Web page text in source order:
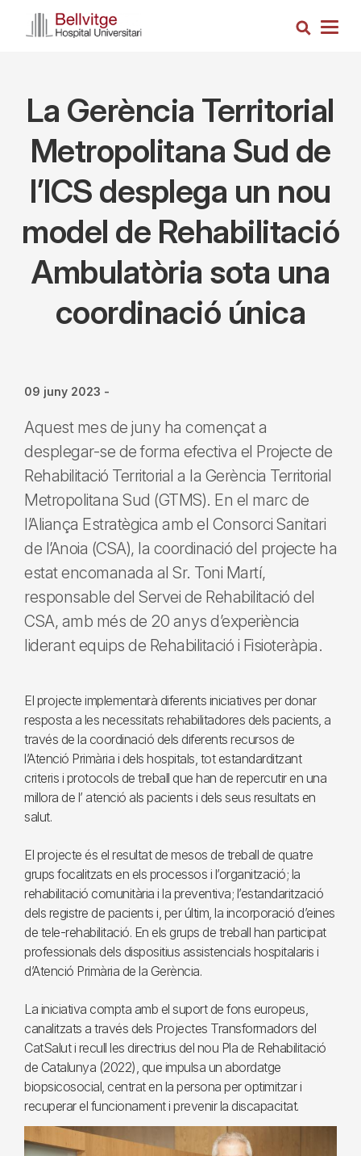
Cerca
La Gerència Territorial
Metropolitana Sud de
l’ICS desplega un nou
model de Rehabilitació
Ambulatòria sota una
coordinació única
09 juny 2023 -
Aquest mes de juny ha començat a
desplegar-se de forma efectiva el Projecte de
Rehabilitació Territorial a la Gerència Territorial
Metropolitana Sud (GTMS). En el marc de
l’Aliança Estratègica amb el Consorci Sanitari
de l’Anoia (CSA), la coordinació del projecte ha
estat encomanada al Sr. Toni Martí,
responsable del Servei de Rehabilitació del
CSA, amb més de 20 anys d’experiència
liderant equips de Rehabilitació i Fisioteràpia.
El projecte implementarà diferents iniciatives per donar
resposta a les necessitats rehabilitadores dels pacients, a
través de la coordinació dels diferents recursos de
l’Atenció Primària i dels hospitals, tot estandarditzant
criteris i protocols de treball que han de repercutir en una
millora de l’ atenció als pacients i dels seus resultats en
salut.
El projecte és el resultat de mesos de treball de quatre
grups focalitzats en els processos i l’organització; la
rehabilitació comunitària i la preventiva; l’estandarització
dels registre de pacients i, per últim, la incorporació d’eines
de tele-rehabilitació. En els grups de treball han participat
professionals dels dispositius assistencials hospitalaris i
d’Atenció Primària de la Gerència.
La iniciativa compta amb el suport de fons europeus,
canalitzats a través dels Projectes Transformadors del
CatSalut i recull les directrius del nou Pla de Rehabilitació
de Catalunya (2022), que impulsa un abordatge
biopsicosocial, centrat en la persona per optimitzar i
recuperar el funcionament i prevenir la discapacitat.